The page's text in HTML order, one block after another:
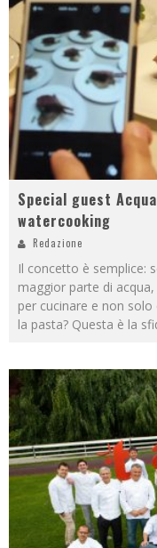
Special guest
watercooking
Redazione
Il concetto è semplice:
maggior parte di
per cucinare e non
la pasta? Questa è la